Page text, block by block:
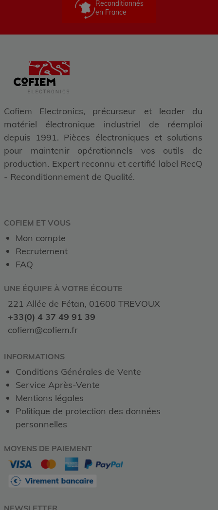
Reconditionnés
en France
Cofiem Electronics, précurseur et leader du
matériel électronique industriel de réemploi
depuis 1991. Pièces électroniques et solutions
pour maintenir opérationnels vos outils de
production. Expert reconnu et certifié label RecQ
- Reconditionnement de Qualité.
COFIEM ET VOUS
Mon compte
Recrutement
FAQ
UNE ÉQUIPE À VOTRE ÉCOUTE
221 Allée de Fétan, 01600 TREVOUX
+33(0) 4 37 49 91 39
cofiem@cofiem.fr
INFORMATIONS
Conditions Générales de Vente
Service Après-Vente
Mentions légales
Politique de protection des données
personnelles
MOYENS DE PAIEMENT
NEWSLETTER